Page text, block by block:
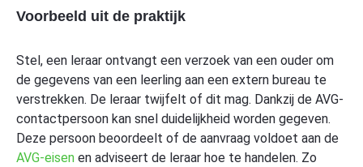
Voorbeeld uit de praktijk
Stel, een leraar ontvangt een verzoek van een ouder om
de gegevens van een leerling aan een extern bureau te
verstrekken. De leraar twijfelt of dit mag. Dankzij de AVG-
contactpersoon kan snel duidelijkheid worden gegeven.
Deze persoon beoordeelt of de aanvraag voldoet aan de
AVG-eisen en adviseert de leraar hoe te handelen. Zo